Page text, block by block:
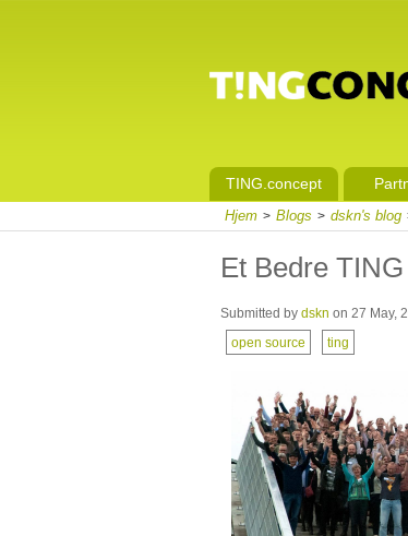
TING.concept
Hjem > Blogs > dskn's blog
Et Bedre
Submitted by dskn on 27 May,
open source ting